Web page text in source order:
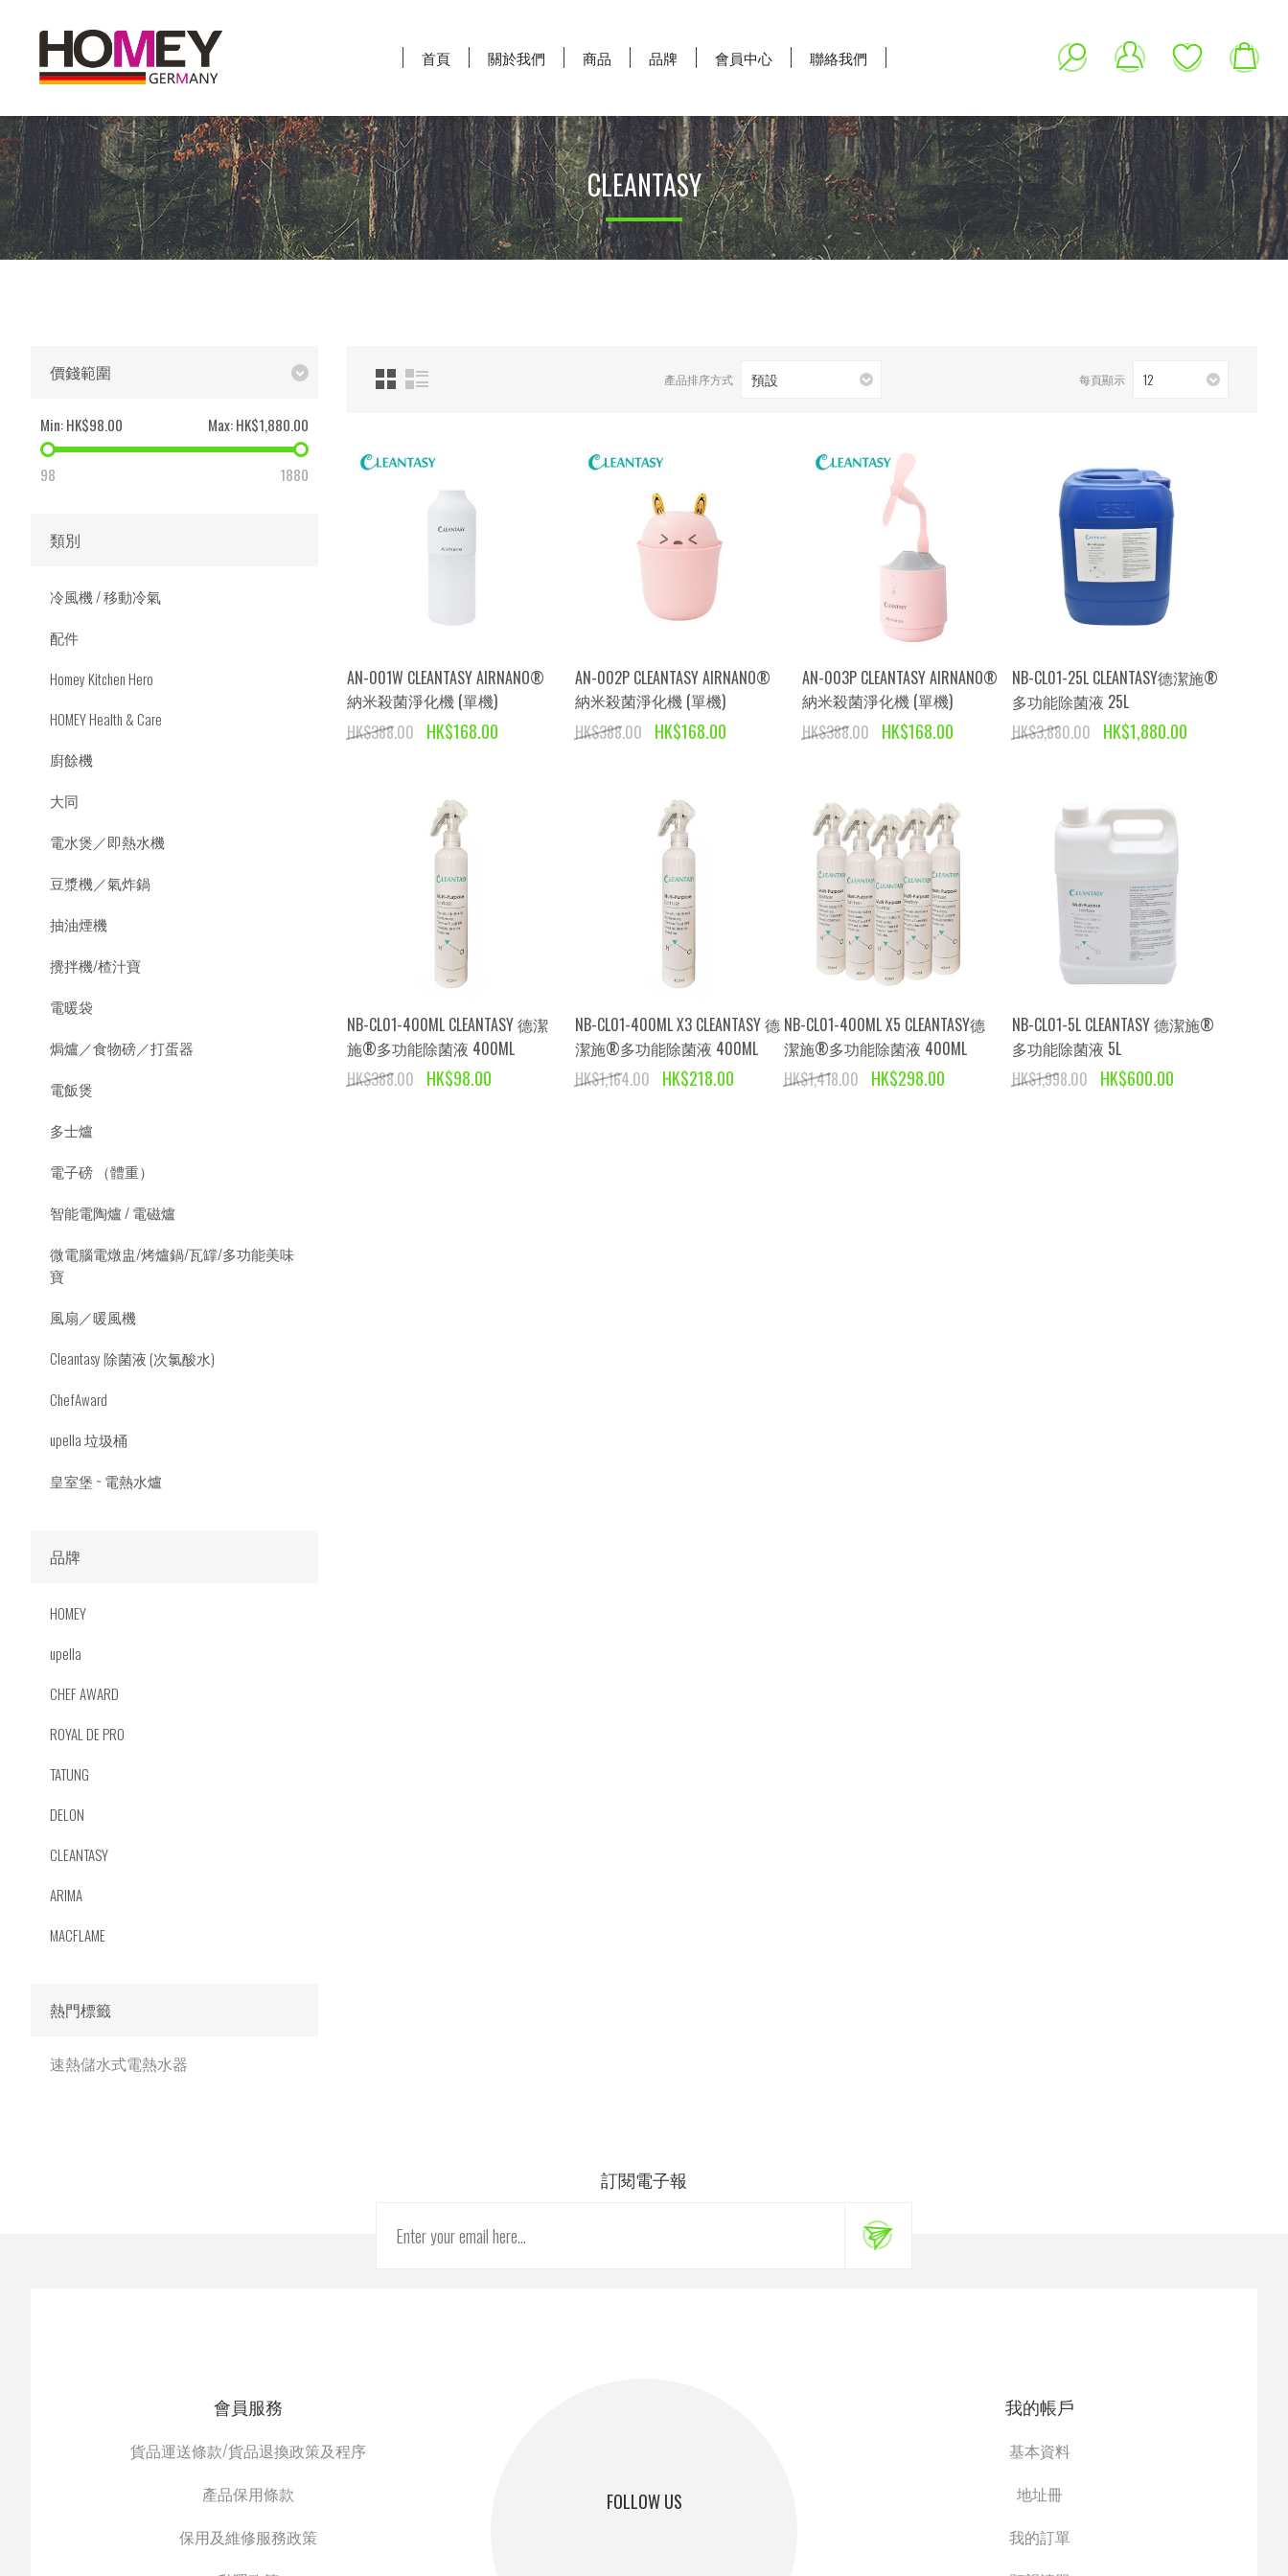
首頁 關於我們 商品 品牌 會員中心 聯絡我們
CLEANTASY
產品排序方式 預設 每頁顯示 12
AN-001W CLEANTASY AIRNANO®
納米殺菌淨化機 (單機)
HK$388.00
HK$168.00
AN-002P CLEANTASY AIRNANO®
納米殺菌淨化機 (單機)
HK$388.00
HK$168.00
AN-003P CLEANTASY AIRNANO®
納米殺菌淨化機 (單機)
HK$388.00
HK$168.00
NB-CL01-25L CLEANTASY德潔施®
多功能除菌液 25L
HK$3,880.00
HK$1,880.00
NB-CL01-400ML CLEANTASY 德潔
施®多功能除菌液 400ML
HK$388.00
HK$98.00
NB-CL01-400ML X3 CLEANTASY 德
潔施®多功能除菌液 400ML
HK$1,164.00
HK$218.00
NB-CL01-400ML X5 CLEANTASY德
潔施®多功能除菌液 400ML
HK$1,418.00
HK$298.00
NB-CL01-5L CLEANTASY 德潔施®
多功能除菌液 5L
HK$1,998.00
HK$600.00
價錢範圍
Min:HK$98.00 Max:HK$1,880.00
98 1880
類別
冷風機 / 移動冷氣
配件
Homey Kitchen Hero
HOMEY Health & Care
廚餘機
大同
電水煲／即熱水機
豆漿機／氣炸鍋
抽油煙機
攪拌機/楂汁寶
電暖袋
焗爐／食物磅／打蛋器
電飯煲
多士爐
電子磅 （體重）
智能電陶爐 / 電磁爐
微電腦電燉盅/烤爐鍋/瓦罉/多功能美味
寶
風扇／暖風機
Cleantasy 除菌液 (次氯酸水)
ChefAward
upella 垃圾桶
皇室堡 ~ 電熱水爐
品牌
HOMEY
upella
CHEF AWARD
ROYAL DE PRO
TATUNG
DELON
CLEANTASY
ARIMA
MACFLAME
熱門標籤
速熱儲水式電熱水器
訂閱電子報
FOLLOW US
會員服務
貨品運送條款/貨品退換政策及程序
產品保用條款
保用及維修服務政策
我的帳戶
基本資料
地址冊
我的訂單